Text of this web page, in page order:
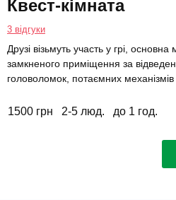
Квест-кімната
3 відгуки
Друзі візьмуть участь у грі,
замкненого приміщення за
головоломок, потаємних механізмів
1500 грн 2-5 люд. до 1 год.